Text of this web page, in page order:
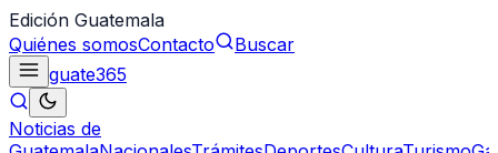
Edición Guatemala
Quiénes somosContacto
Buscar
guate365
Noticias de